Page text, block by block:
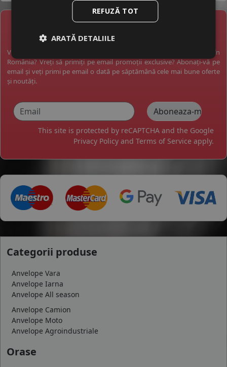
Vreți să fiți la curent cu toate noutățile în industria anvelopelor în
România? Vreți să primiți pe email promoții exclusive? Abonați-vă pe
email și veți primi pe email o dată pe săptămână cele mai bune oferte
și noutăți.
This site is protected by reCAPTCHA and the Google
Privacy Policy and Terms of Service apply.
Categorii produse
Anvelope Vara
Anvelope Iarna
Anvelope All season
Anvelope Camion
Anvelope Moto
Anvelope Agroindustriale
Orase
REFUZĂ TOT
ARATĂ DETALIILE